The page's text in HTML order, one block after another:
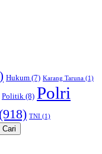
Hukum (7) Karang Taruna (1)
Politik (8) Polri
(918) TNI (1)